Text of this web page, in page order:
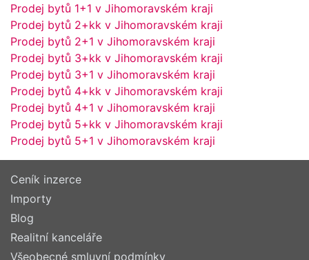
Prodej bytů 1+1 v Jihomoravském kraji
Prodej bytů 2+kk v Jihomoravském kraji
Prodej bytů 2+1 v Jihomoravském kraji
Prodej bytů 3+kk v Jihomoravském kraji
Prodej bytů 3+1 v Jihomoravském kraji
Prodej bytů 4+kk v Jihomoravském kraji
Prodej bytů 4+1 v Jihomoravském kraji
Prodej bytů 5+kk v Jihomoravském kraji
Prodej bytů 5+1 v Jihomoravském kraji
Ceník inzerce
Importy
Blog
Realitní kanceláře
Všeobecné smluvní podmínky